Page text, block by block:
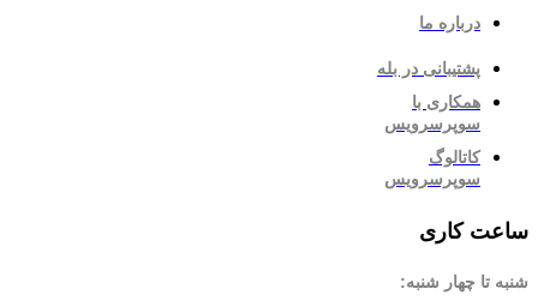
درباره ما
پشتیبانی در بله
همکاری با
سوپرسرویس
کاتالوگ
سوپرسرویس
ساعت کاری
شنبه تا چهار شنبه: